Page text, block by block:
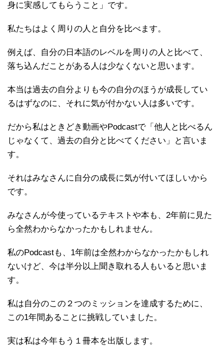
身に実感してもらうこと」です。
私たちはよく周りの人と自分を比べます。
例えば、自分の日本語のレベルを周りの人と比べて、
落ち込んだことがある人は少なくないと思います。
本当は過去の自分よりも今の自分のほうが成長してい
るはずなのに、それに気が付かない人は多いです。
だから私はときどき動画やPodcastで「他人と比べるん
じゃなくて、過去の自分と比べてください」と言いま
す。
それはみなさんに自分の成長に気が付いてほしいから
です。
みなさんが今使っているテキストや本も、2年前に見た
ら全然わからなかったかもしれません。
私のPodcastも、1年前は全然わからなかったかもしれ
ないけど、今は半分以上聞き取れる人もいると思いま
す。
私は自分のこの２つのミッションを達成するために、
この1年間あることに挑戦していました。
実は私は今年もう１冊本を出版します。